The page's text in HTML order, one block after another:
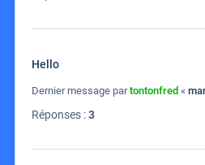
Hello
Dernier message partontonfred «
Réponses :3